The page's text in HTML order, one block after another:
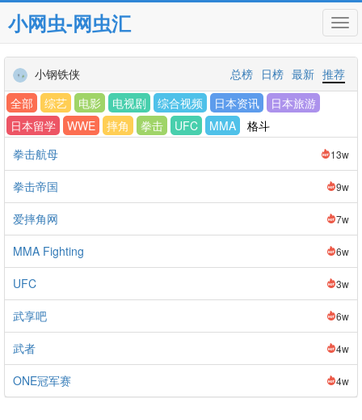
小网虫-网虫汇
小钢铁侠 推荐
最新
日榜
总榜
全部
综艺 电影 电视剧 综合视频 日本资讯
日本旅游
日本留学
WWE 摔角 拳击 UFC MMA
格斗
拳击航母
13w
拳击帝国 9w
爱摔角网 7w
MMA Fighting 6w
UFC 3w
武享吧 6w
武者 4w
ONE冠军赛 4w